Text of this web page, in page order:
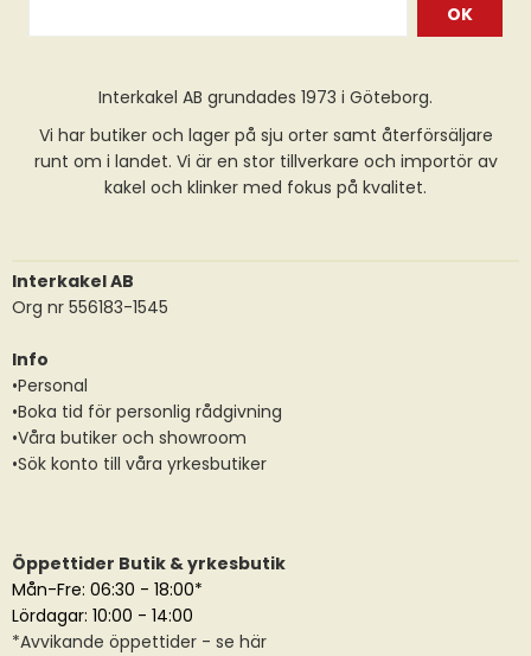
OK
Interkakel AB grundades 1973 i Göteborg.
Vi har butiker och lager på sju orter samt återförsäljare
runt om i landet. Vi är en stor tillverkare och importör av
kakel och klinker med fokus på kvalitet.
Interkakel AB
Org nr 556183-1545
Info
•Personal
•Boka tid för personlig rådgivning
•Våra butiker och showroom
•Sök konto till våra yrkesbutiker
Öppettider Butik & yrkesbutik
Mån-Fre: 06:30 - 18:00*
Lördagar: 10:00 - 14:00
*Avvikande öppettider - se här